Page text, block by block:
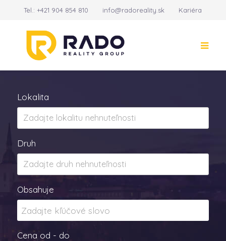
Tel.:+421 904 854 810 info@radoreality.sk Kariéra
Lokalita
Druh
Obsahuje
Cena od - do